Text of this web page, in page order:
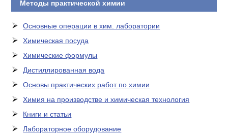
Методы практической химии
Основные операции в хим. лаборатории
Химическая посуда
Химические формулы
Дистиллированная вода
Основы практических работ по химии
Химия на производстве и химическая технология
Книги и статьи
Лабораторное оборудование